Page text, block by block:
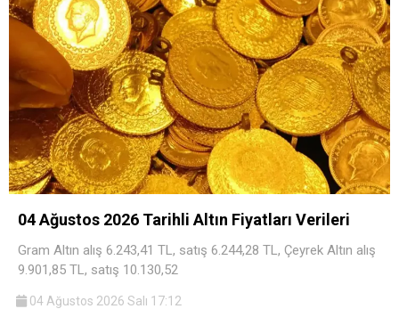
04 Ağustos 2026 Tarihli Altın Fiyatları Verileri
Gram Altın alış 6.243,41 TL, satış 6.244,28 TL, Çeyrek Altın alış
9.901,85 TL, satış 10.130,52
04 Ağustos 2026 Salı 17:12